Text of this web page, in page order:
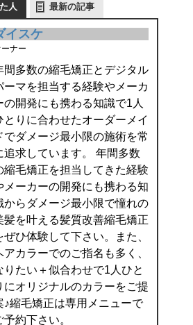
人 最新の記事
イスケ
ーナー
間多数の縮毛矯正とデジタル
ーマを担当する経験やメーカ
の開発にも携わる知識で1人
とりに合わせたオーダーメイ
でダメージ最小限の施術を常
追求しています。 年間多数
縮毛矯正を担当してきた経験
メーカーの開発にも携わる知
からダメージ最小限で憧れの
髪を叶える髪質改善縮毛矯正
ぜひ体験して下さい。また、
アカラーでのご指名も多く、
りたい＋似合わせで1人ひと
にオリジナルのカラーをご提
♪縮毛矯正は専用メニューで
予約下さい。